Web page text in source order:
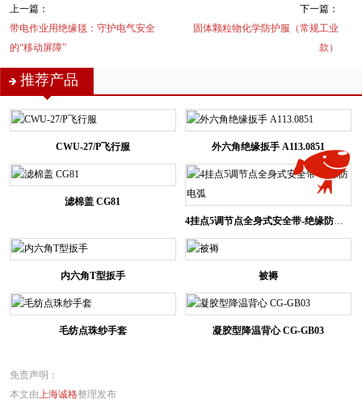
上一篇：
带电作业用绝缘毯：守护电气安全
的“移动屏障”
下一篇：
固体颗粒物化学防护服（常规工业
款）
推荐产品
CWU-27/P飞行服 外六角绝缘扳手 A113.0851
滤棉盖 CG81
4挂点5调节点全身式安全带-绝缘防电弧
内六角T型扳手 被褥
毛纺点珠纱手套 凝胶型降温背心 CG-GB03
免责声明：
本文由上海诚格整理发布